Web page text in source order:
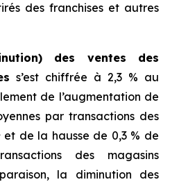
des franchises et autres
des ventes des
s’est chiffrée à 2,3 % au
de l’augmentation de
par transactions des
et de la hausse de 0,3 % de
des magasins
la diminution des